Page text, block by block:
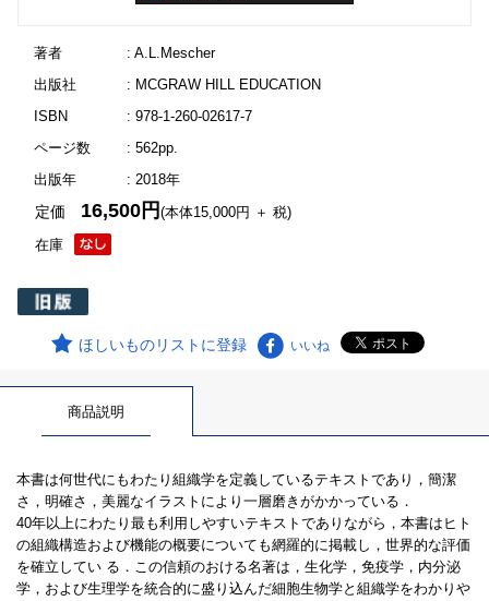
著者
: A.L.Mescher
出版社
: MCGRAW HILL EDUCATION
ISBN
: 978-1-260-02617-7
ページ数
: 562pp.
出版年
: 2018年
在庫
定価 16,500円(本体15,000円 ＋ 税)
ほしいものリストに登録 いいね
商品説明
本書は何世代にもわたり組織学を定義しているテキストであり，簡潔
さ，明確さ，美麗なイラストにより一層磨きがかかっている．
40年以上にわたり最も利用しやすいテキストでありながら，本書はヒト
の組織構造および機能の概要についても網羅的に掲載し，世界的な評価
を確立してい る．この信頼のおける名著は，生化学，免疫学，内分泌
学，および生理学を統合的に盛り込んだ細胞生物学と組織学をわかりや